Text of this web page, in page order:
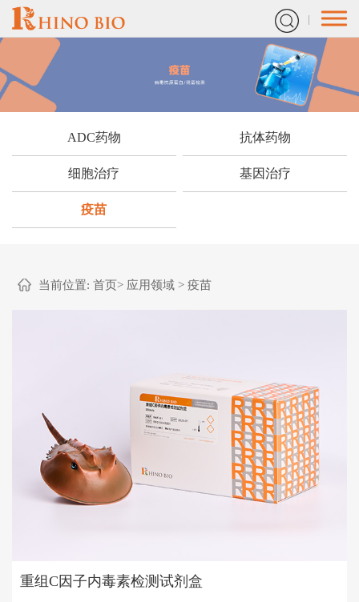
ADC药物 抗体药物
细胞治疗 基因治疗
疫苗
当前位置: 首页> 应用领域 > 疫苗
重组C因子内毒素检测试剂盒